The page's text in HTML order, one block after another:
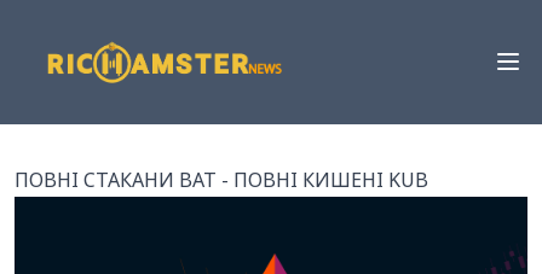
ПОВНІ СТАКАНИ BAT - ПОВНІ КИШЕНІ KUB